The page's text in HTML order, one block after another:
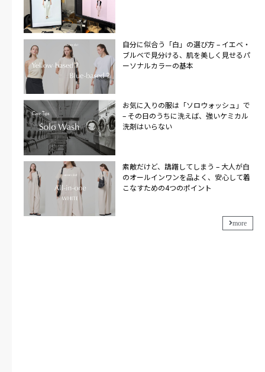
自分に似合う「白」の選び方 – イエベ・
ブルベで見分ける、肌を美しく見せるパ
ーソナルカラーの基本
お気に入りの服は「ソロウォッシュ」で
– その日のうちに洗えば、強いケミカル
洗剤はいらない
素敵だけど、躊躇してしまう – 大人が白
のオールインワンを品よく、安心して着
こなすための4つのポイント
more